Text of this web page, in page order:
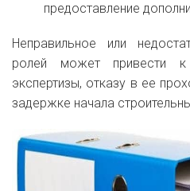
предоставление
Неправильное или
ролей может привести к
экспертизы, отказу в ее
задержке начала